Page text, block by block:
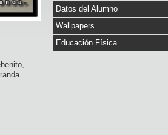
Datos del Alumno
Wallpapers
Educación Física